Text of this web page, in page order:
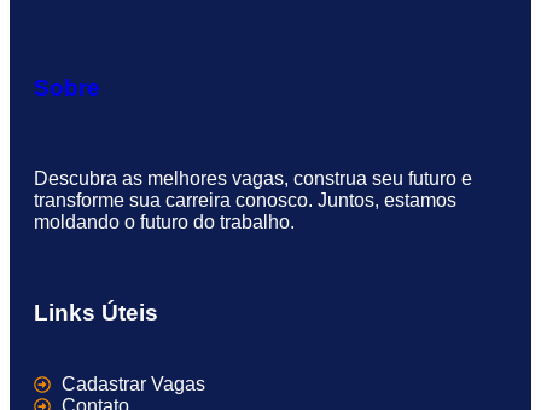
Sobre
Descubra as melhores vagas, construa seu futuro e
transforme sua carreira conosco. Juntos, estamos
moldando o futuro do trabalho.
Links Úteis
Cadastrar Vagas
Contato